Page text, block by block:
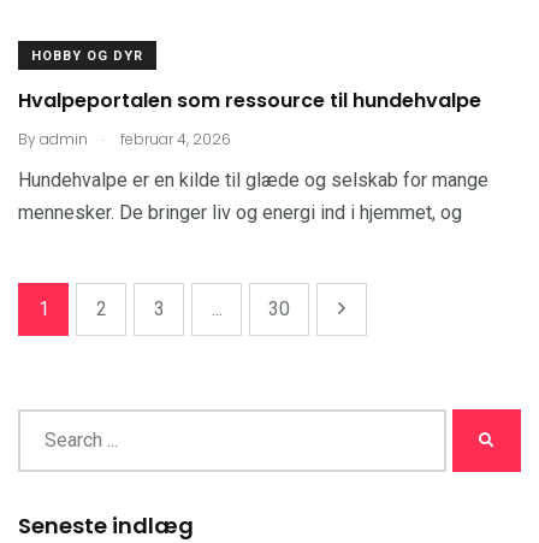
HOBBY OG DYR
Hvalpeportalen som ressource til hundehvalpe
Byadmin . februar 4, 2026
Hundehvalpe er en kilde til glæde og selskab for mange
mennesker. De bringer liv og energi ind i hjemmet, og
1 2 3 ... 30
Seneste indlæg